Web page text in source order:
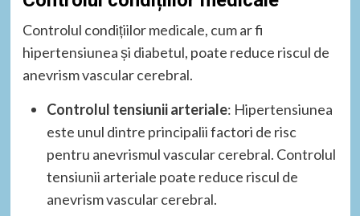
Controlul condițiilor medicale, cum ar fi
hipertensiunea și diabetul, poate reduce riscul de
anevrism vascular cerebral.
Controlul tensiunii arteriale: Hipertensiunea
este unul dintre principalii factori de risc
pentru anevrismul vascular cerebral. Controlul
tensiunii arteriale poate reduce riscul de
anevrism vascular cerebral.